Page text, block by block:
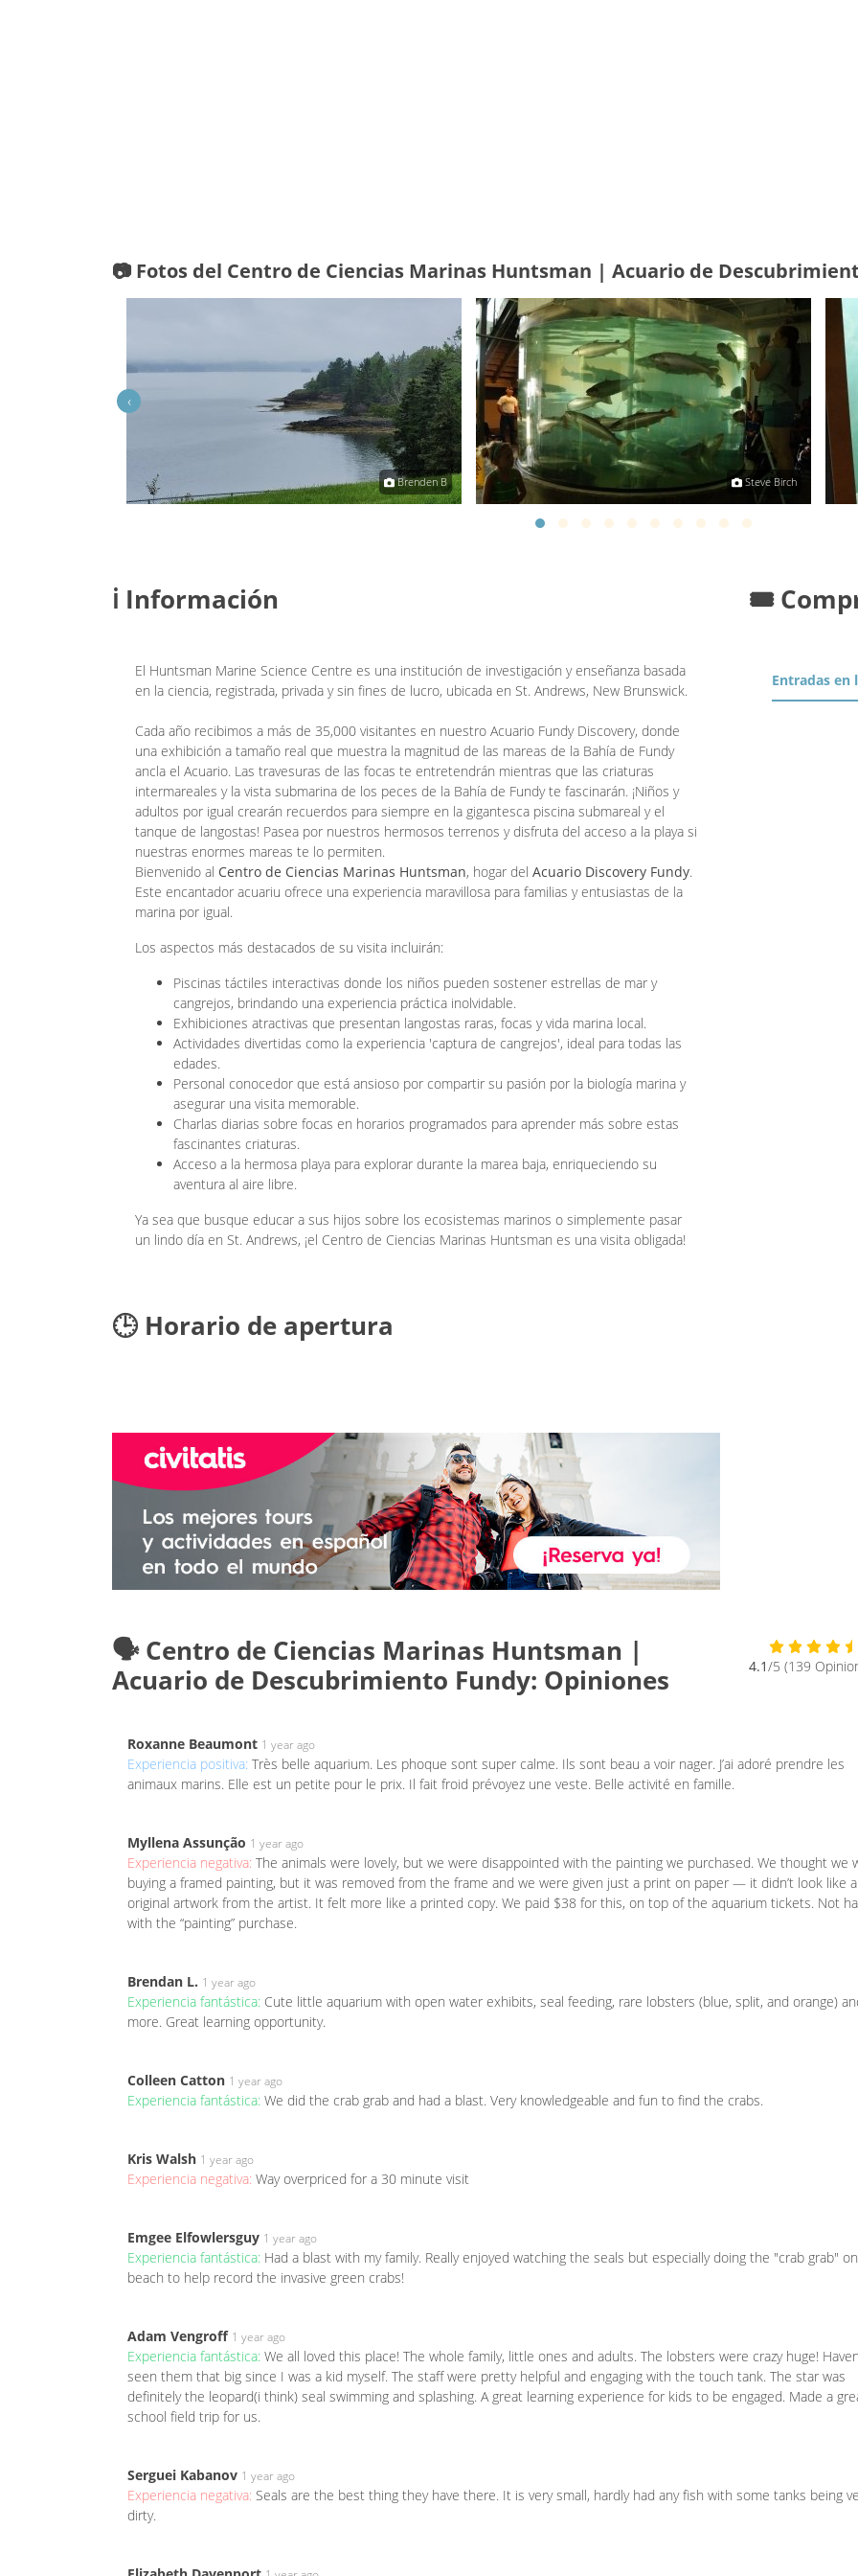
📷 Fotos del Centro de Ciencias Marinas Huntsman | Acuario de
Brenden B Steve Birch
‹
ℹ️ Información
El Huntsman Marine Science Centre es una institución de investigación y enseñanza basada
en la ciencia, registrada, privada y sin fines de lucro, ubicada en St. Andrews, New Brunswick.
Cada año recibimos a más de 35,000 visitantes en nuestro Acuario Fundy Discovery, donde
una exhibición a tamaño real que muestra la magnitud de las mareas de la Bahía de Fundy
ancla el Acuario. Las travesuras de las focas te entretendrán mientras que las criaturas
intermareales y la vista submarina de los peces de la Bahía de Fundy te fascinarán. ¡Niños y
adultos por igual crearán recuerdos para siempre en la gigantesca piscina submareal y el
tanque de langostas! Pasea por nuestros hermosos terrenos y disfruta del acceso a la playa si
nuestras enormes mareas te lo permiten.
Bienvenido al Centro de Ciencias Marinas Huntsman, hogar del Acuario Discovery Fundy.
Este encantador acuariu ofrece una experiencia maravillosa para familias y entusiastas de la
marina por igual.
Los aspectos más destacados de su visita incluirán:
Piscinas táctiles interactivas donde los niños pueden sostener estrellas de mar y
cangrejos, brindando una experiencia práctica inolvidable.
Exhibiciones atractivas que presentan langostas raras, focas y vida marina local.
Actividades divertidas como la experiencia 'captura de cangrejos', ideal para todas las
edades.
Personal conocedor que está ansioso por compartir su pasión por la biología marina y
asegurar una visita memorable.
Charlas diarias sobre focas en horarios programados para aprender más sobre estas
fascinantes criaturas.
Acceso a la hermosa playa para explorar durante la marea baja, enriqueciendo su
aventura al aire libre.
Ya sea que busque educar a sus hijos sobre los ecosistemas marinos o simplemente pasar
un lindo día en St. Andrews, ¡el Centro de Ciencias Marinas Huntsman es una visita obligada!
🕒 Horario de apertura
🎟️
Entradas en
🗣️ Centro de Ciencias Marinas Huntsman |
Acuario de Descubrimiento Fundy: Opiniones
4.1/5 (139
Roxanne Beaumont 1 year ago
Experiencia positiva: Très belle aquarium. Les phoque sont super calme. Ils sont beau a voir nager. J’ai adoré prendre les
animaux marins. Elle est un petite pour le prix. Il fait froid prévoyez une veste. Belle activité en famille.
Myllena Assunção 1 year ago
Experiencia negativa: The animals were lovely, but we were disappointed with the painting we purchased. We thought we
buying a framed painting, but it was removed from the frame and we were given just a print on paper — it didn’t look like
original artwork from the artist. It felt more like a printed copy. We paid $38 for this, on top of the aquarium tickets. Not
with the “painting” purchase.
Brendan L. 1 year ago
Experiencia fantástica: Cute little aquarium with open water exhibits, seal feeding, rare lobsters (blue, split, and orange)
more. Great learning opportunity.
Colleen Catton 1 year ago
Experiencia fantástica: We did the crab grab and had a blast. Very knowledgeable and fun to find the crabs.
Kris Walsh 1 year ago
Experiencia negativa: Way overpriced for a 30 minute visit
Emgee Elfowlersguy 1 year ago
Experiencia fantástica: Had a blast with my family. Really enjoyed watching the seals but especially doing the "crab grab"
beach to help record the invasive green crabs!
Adam Vengroff 1 year ago
Experiencia fantástica: We all loved this place! The whole family, little ones and adults. The lobsters were crazy huge!
seen them that big since I was a kid myself. The staff were pretty helpful and engaging with the touch tank. The star was
definitely the leopard(i think) seal swimming and splashing. A great learning experience for kids to be engaged. Made a
school field trip for us.
Serguei Kabanov 1 year ago
Experiencia negativa: Seals are the best thing they have there. It is very small, hardly had any fish with some tanks being
dirty.